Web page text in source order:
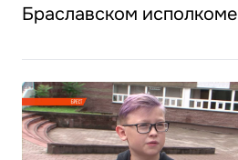
Браславском исполкоме